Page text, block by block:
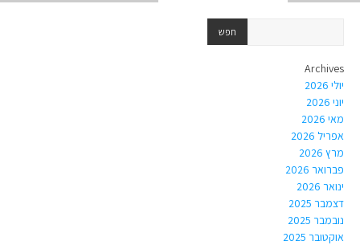
Archives
יולי 2026
יוני 2026
מאי 2026
אפריל 2026
מרץ 2026
פברואר 2026
ינואר 2026
דצמבר 2025
נובמבר 2025
אוקטובר 2025